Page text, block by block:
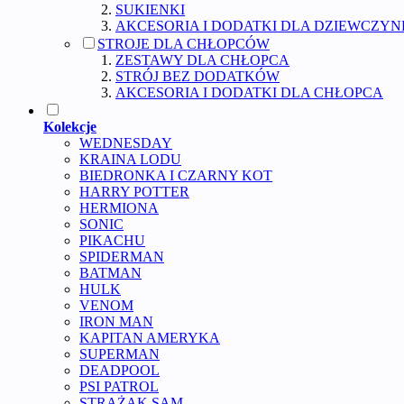
SUKIENKI
AKCESORIA I DODATKI DLA
STROJE DLA CHŁOPCÓW
ZESTAWY DLA CHŁOPCA
STRÓJ BEZ DODATKÓW
AKCESORIA I DODATKI DLA CHŁOPCA
Kolekcje
WEDNESDAY
KRAINA LODU
BIEDRONKA I CZARNY KOT
HARRY POTTER
HERMIONA
SONIC
PIKACHU
SPIDERMAN
BATMAN
HULK
VENOM
IRON MAN
KAPITAN AMERYKA
SUPERMAN
DEADPOOL
PSI PATROL